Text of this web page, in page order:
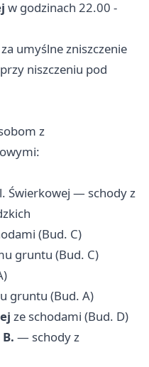
w godzinach 22.00 -
umyślne zniszczenie
niszczeniu pod
z
Świerkowej — schody z
(Bud. C)
gruntu (Bud. C)
gruntu (Bud. A)
ze schodami (Bud. D)
— schody z